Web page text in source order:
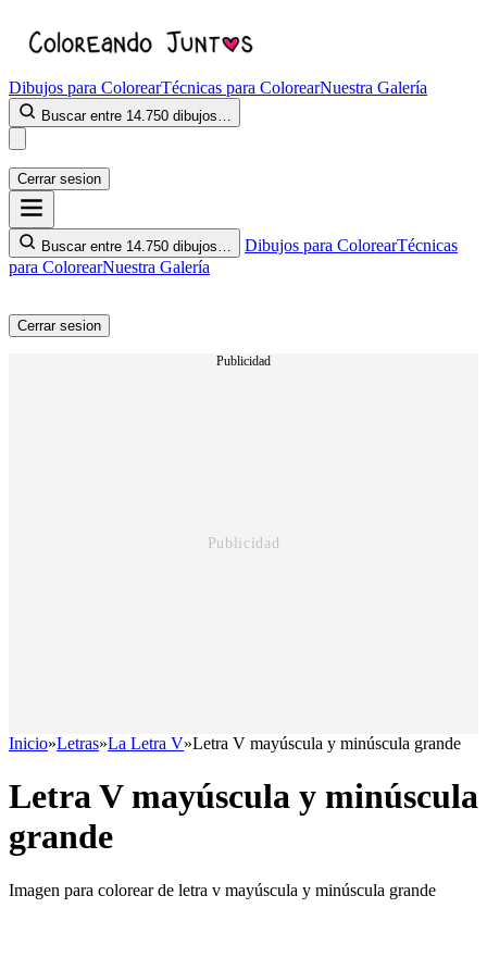
Dibujos para ColorearTécnicas para ColorearNuestra Galería
Buscar entre 14.750 dibujos…
Cerrar sesion
Buscar entre 14.750 dibujos… Dibujos para ColorearTécnicas
para ColorearNuestra Galería
Cerrar sesion
Publicidad
Inicio»Letras»La Letra V»Letra V mayúscula y minúscula grande
Letra V mayúscula y minúscula
grande
Imagen para colorear de letra v mayúscula y minúscula grande